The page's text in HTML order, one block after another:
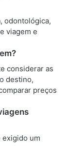
odontológica,
viagem e
considerar as
destino,
preços
exigido um